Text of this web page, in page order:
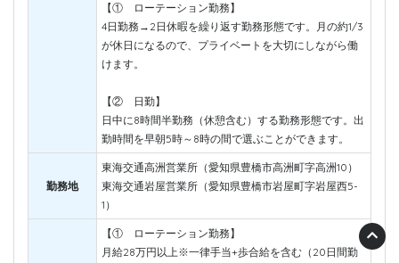
【① ローテーション勤務】
4日勤務→2日休暇を繰り返す勤務形態です。月の約1/3
が休日になるので、プライベートを大切にしながら働
けます。
【② 日勤】
日中に8時間半勤務（休憩含む）する勤務形態です。出
勤時間を早朝5時～8時の間で選ぶことができます。
勤務地
東海交通高洲営業所（愛知県豊橋市高洲町字高洲10）
東海交通岩屋営業所（愛知県豊橋市岩屋町字岩屋西5-
1）
【① ローテーション勤務】
月給28万円以上※一律手当+歩合給を含む（20日間勤